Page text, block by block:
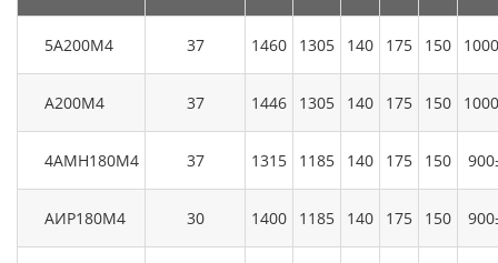
5А200М4 37 1460 1305 140 175 150
А200М4 37 1446 1305 140 175 150
4АМН180М4 37 1315 1185 140 175 150
АИР180М4 30 1400 1185 140 175 150